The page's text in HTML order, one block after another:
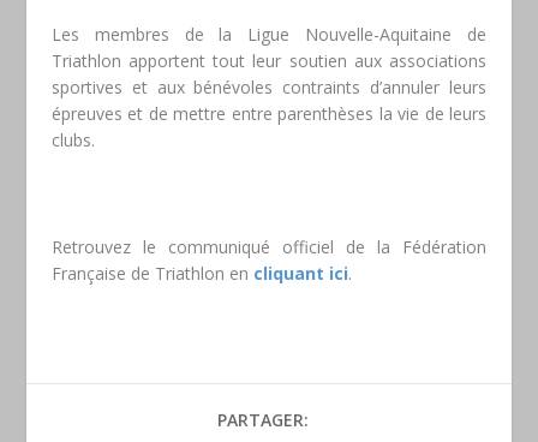
Les membres de la Ligue Nouvelle-Aquitaine de
Triathlon apportent tout leur soutien aux associations
sportives et aux bénévoles contraints d’annuler leurs
épreuves et de mettre entre parenthèses la vie de leurs
clubs.
Retrouvez le communiqué officiel de la Fédération
Française de Triathlon en cliquant ici.
PARTAGER: